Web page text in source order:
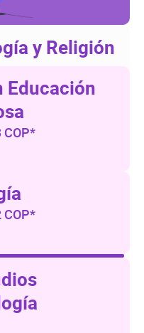
y Religión
Educación
COP*
COP*